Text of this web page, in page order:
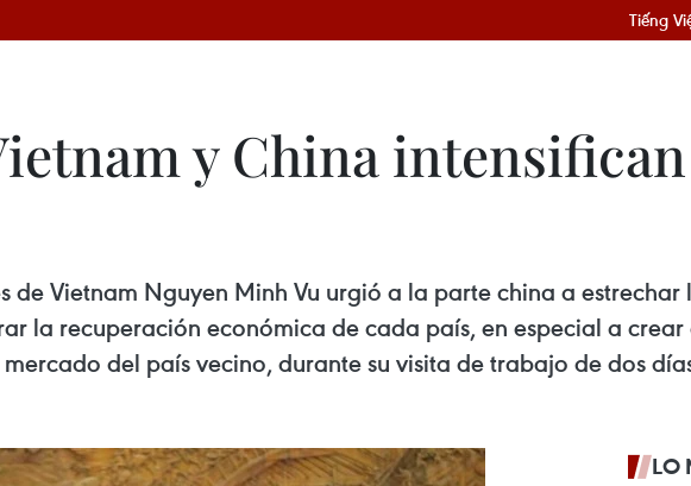
Tiếng
y China intensifican
de Vietnam Nguyen Minh Vu urgió a la parte china a
la recuperación económica de cada país, en especial a
del país vecino, durante su visita de trabajo de dos
LO